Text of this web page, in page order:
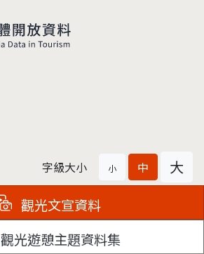
字級大小 小 中 大
觀光文宣資料
觀光遊憩主題資料集